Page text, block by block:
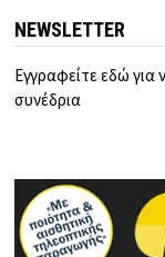
NEWSLETTER
Εγγραφείτε εδώ
συνέδρια